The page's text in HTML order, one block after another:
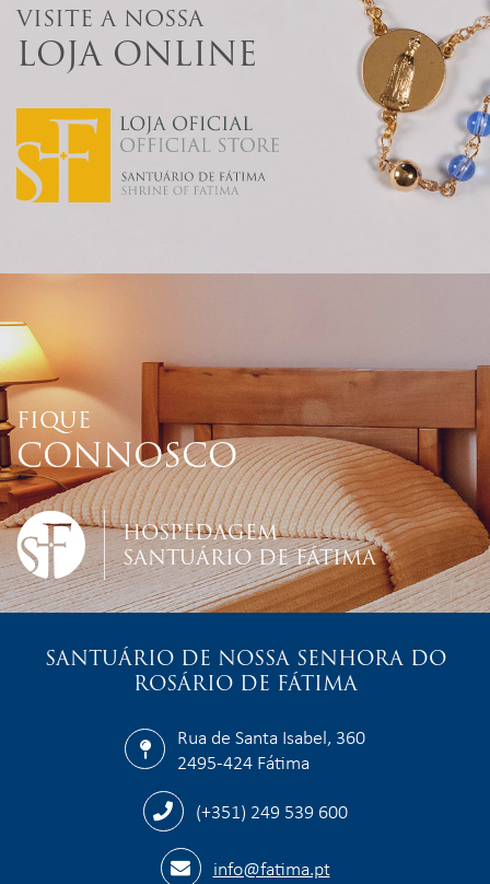
VISITE A NOSSA
LOJA ONLINE
FIQUE
CONNOSCO
HOSPEDAGEM
SANTUÁRIO DE FÁTIMA
SANTUÁRIO DE NOSSA SENHORA DO
ROSÁRIO DE FÁTIMA
Rua de Santa Isabel, 360
2495-424 Fátima
(+351) 249 539 600
info@fatima.pt